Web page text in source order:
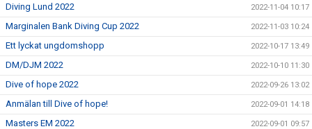
Diving Lund 2022 2022-11-04 10:17
Marginalen Bank Diving Cup 2022 2022-11-03 10:24
Ett lyckat ungdomshopp 2022-10-17 13:49
DM/DJM 2022 2022-10-10 11:30
Dive of hope 2022 2022-09-26 13:02
Anmälan till Dive of hope! 2022-09-01 14:18
Masters EM 2022 2022-09-01 09:57